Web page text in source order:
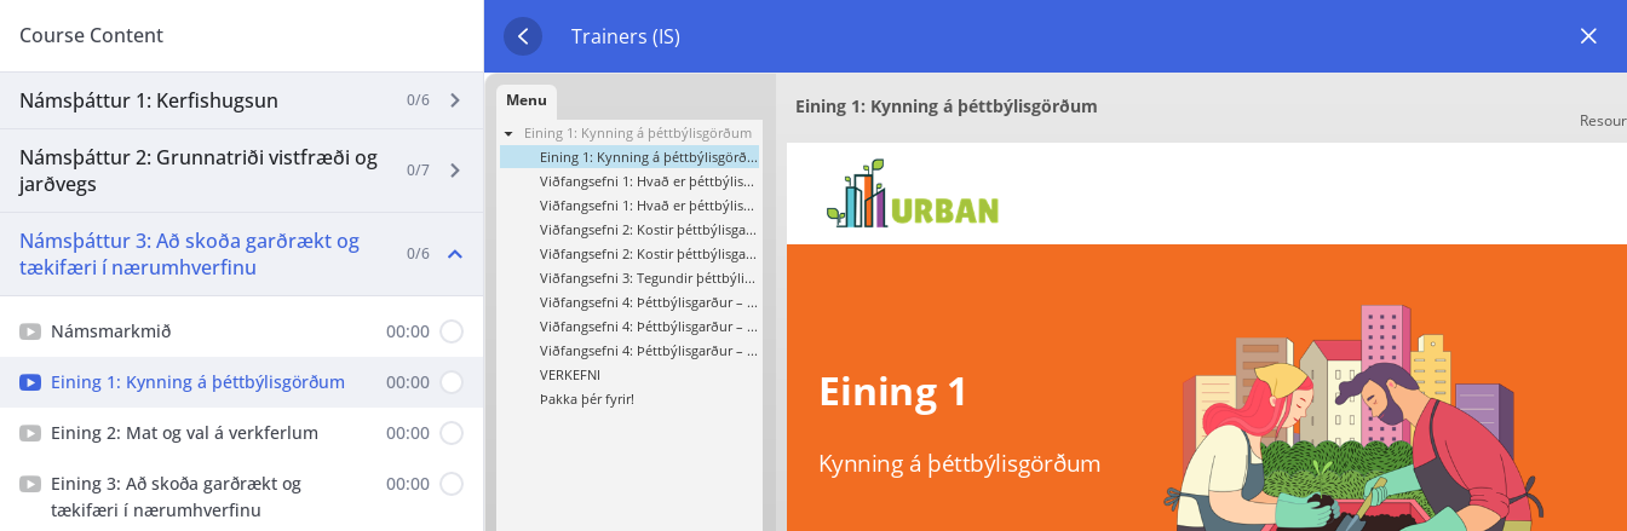
Course Content
Námsþáttur 1: Kerfishugsun 0/6
Námsþáttur 2: Grunnatriði vistfræði og
jarðvegs
0/7
Námsþáttur 3: Að skoða garðrækt og
tækifæri í nærumhverfinu
0/6
Námsmarkmið 00:00
Eining 1: Kynning á þéttbýlisgörðum 00:00
Eining 2: Mat og val á verkferlum 00:00
Eining 3: Að skoða garðrækt og
tækifæri í nærumhverfinu
00:00
Trainers (IS)